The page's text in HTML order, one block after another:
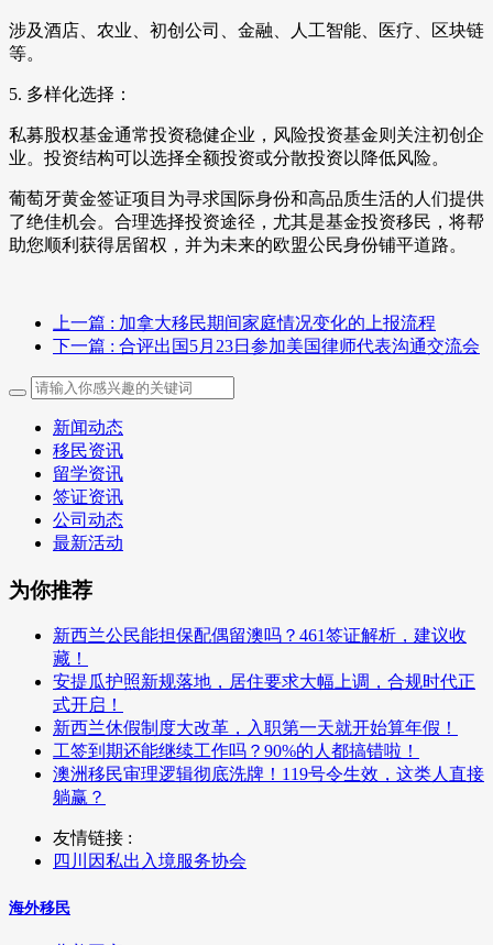
涉及酒店、农业、初创公司、金融、人工智能、医疗、区块链
等。
5. 多样化选择：
私募股权基金通常投资稳健企业，风险投资基金则关注初创企
业。投资结构可以选择全额投资或分散投资以降低风险。
葡萄牙黄金签证项目为寻求国际身份和高品质生活的人们提供
了绝佳机会。合理选择投资途径，尤其是基金投资移民，将帮
助您顺利获得居留权，并为未来的欧盟公民身份铺平道路。
上一篇 : 加拿大移民期间家庭情况变化的上报流程
下一篇 : 合评出国5月23日参加美国律师代表沟通交流会
新闻动态
移民资讯
留学资讯
签证资讯
公司动态
最新活动
为你推荐
新西兰公民能担保配偶留澳吗？461签证解析，建议收
藏！
安提瓜护照新规落地，居住要求大幅上调，合规时代正
式开启！
新西兰休假制度大改革，入职第一天就开始算年假！
工签到期还能继续工作吗？90%的人都搞错啦！
澳洲移民审理逻辑彻底洗牌！119号令生效，这类人直接
躺赢？
友情链接 :
四川因私出入境服务协会
海外移民